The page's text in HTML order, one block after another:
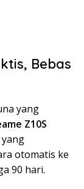
Bebas
yang
Z10S
yang
otomatis ke
90 hari.